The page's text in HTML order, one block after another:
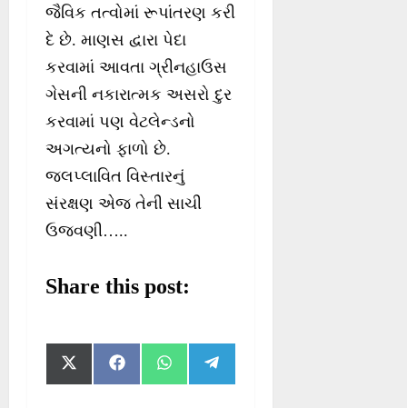
જૈવિક તત્વોમાં રૂપાંતરણ કરી
દે છે. માણસ દ્વારા પેદા
કરવામાં આવતા ગ્રીનહાઉસ
ગેસની નકારાત્મક અસરો દુર
કરવામાં પણ વેટલેન્ડનો
અગત્યનો ફાળો છે.
જલપ્લાવિત વિસ્તારનું
સંરક્ષણ એજ તેની સાચી
ઉજવણી…..
Share this post: